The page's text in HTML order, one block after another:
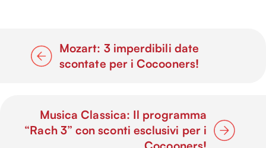
Mozart: 3 imperdibili date
scontate per i Cocooners!
Musica Classica: Il programma
“Rach 3” con sconti esclusivi per i